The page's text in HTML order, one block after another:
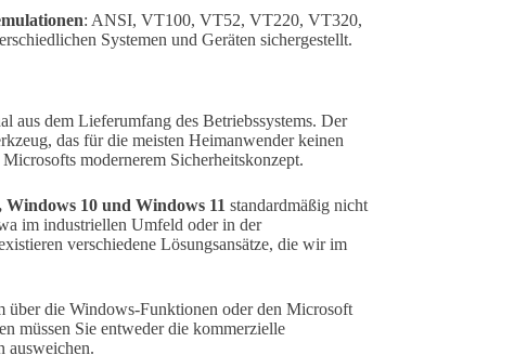
: ANSI, VT100, VT52, VT220, VT320,
Systemen und Geräten sichergestellt.
aus dem Lieferumfang des Betriebssystems. Der
das für die meisten Heimanwender keinen
modernerem Sicherheitskonzept.
10 und Windows 11 standardmäßig nicht
im industriellen Umfeld oder in der
verschiedene Lösungsansätze, die wir im
über die Windows-Funktionen oder den Microsoft
müssen Sie entweder die kommerzielle
ausweichen.